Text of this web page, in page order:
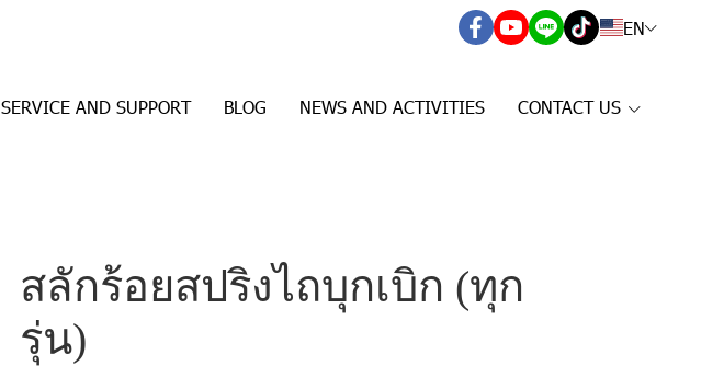
EN
SERVICE AND SUPPORT BLOG NEWS AND ACTIVITIES CONTACT US
สลักร้อยสปริงไถบุกเบิก (ทุก
รุ่น)